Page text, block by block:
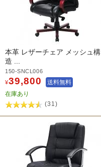
本革 レザーチェア メッシュ構
造 ...
150-SNCL006
¥39,800
送料無料
在庫あり
(31)